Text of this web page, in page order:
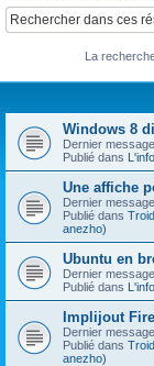
La
Windows 8
Dernier
Publié dans
Une affiche
Dernier
Publié dans
anezho)
Ubuntu en
Dernier
Publié dans
Implijout
Dernier
Publié dans
anezho)